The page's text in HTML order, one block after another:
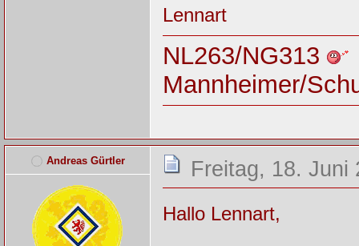
Lennart
NL263/NG313
Mannheimer/
Andreas Gürtler Freitag, 18. Juni
Hallo Lennart,